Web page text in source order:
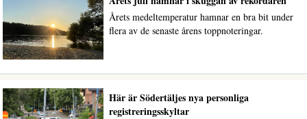
Årets medeltemperatur hamnar en bra bit under
flera av de senaste årens toppnoteringar.
Här är Södertäljes nya personliga
registreringsskyltar